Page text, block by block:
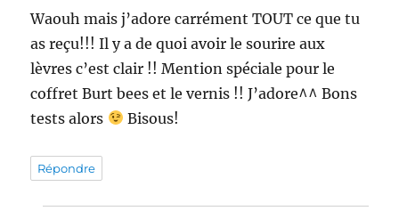
Waouh mais j’adore carrément TOUT ce que tu
as reçu!!! Il y a de quoi avoir le sourire aux
lèvres c’est clair !! Mention spéciale pour le
coffret Burt bees et le vernis !! J’adore^^ Bons
tests alors
Bisous!
Répondre